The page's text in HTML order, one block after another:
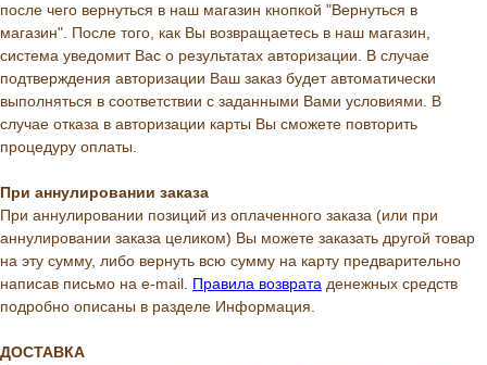
после чего вернуться в наш магазин кнопкой "Вернуться в
магазин". После того, как Вы возвращаетесь в наш магазин,
система уведомит Вас о результатах авторизации. В случае
подтверждения авторизации Ваш заказ будет автоматически
выполняться в соответствии с заданными Вами условиями. В
случае отказа в авторизации карты Вы сможете повторить
процедуру оплаты.
При аннулировании заказа
При аннулировании позиций из оплаченного заказа (или при
аннулировании заказа целиком) Вы можете заказать другой товар
на эту сумму, либо вернуть всю сумму на карту предварительно
написав письмо на e-mail. Правила возврата денежных средств
подробно описаны в разделе Информация.
ДОСТАВКА